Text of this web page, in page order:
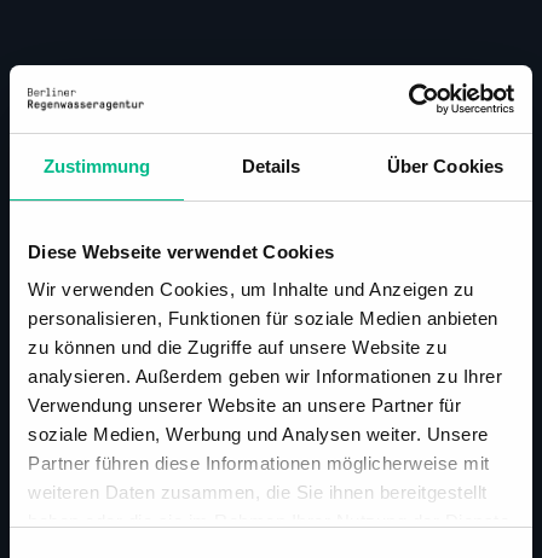
Zustimmung Details Über Cookies
Diese Webseite verwendet Cookies
Wir verwenden Cookies, um Inhalte und Anzeigen zu
personalisieren, Funktionen für soziale Medien anbieten
zu können und die Zugriffe auf unsere Website zu
analysieren. Außerdem geben wir Informationen zu Ihrer
Verwendung unserer Website an unsere Partner für
soziale Medien, Werbung und Analysen weiter. Unsere
Partner führen diese Informationen möglicherweise mit
weiteren Daten zusammen, die Sie ihnen bereitgestellt